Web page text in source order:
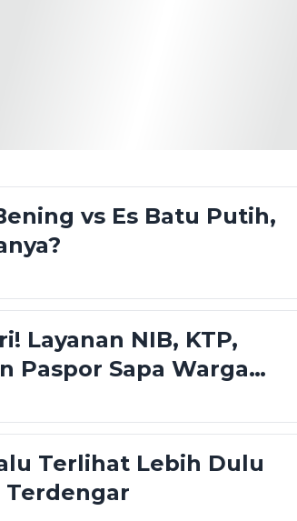
vs Es Batu Putih,
Layanan NIB, KTP,
Paspor Sapa Warga
Terlihat Lebih Dulu
Terdengar